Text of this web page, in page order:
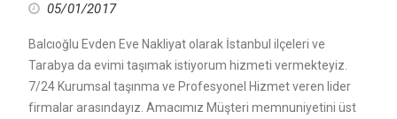
05/01/2017
Balcıoğlu Evden Eve Nakliyat olarak İstanbul ilçeleri ve
Tarabya da evimi taşımak istiyorum hizmeti vermekteyiz.
7/24 Kurumsal taşınma ve Profesyonel Hizmet veren lider
firmalar arasındayız. Amacımız Müşteri memnuniyetini üst